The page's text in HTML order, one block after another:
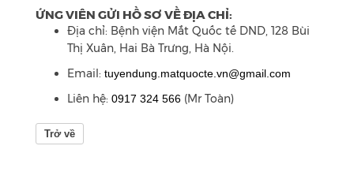
ỨNG VIÊN GỬI HỒ SƠ VỀ ĐỊA CHỈ:
Địa chỉ: Bệnh viện Mắt Quốc tế DND, 128 Bùi
Thị Xuân, Hai Bà Trưng, Hà Nội.
Email: tuyendung.matquocte.vn@gmail.com
Liên hệ: 0917 324 566 (Mr Toàn)
Trở về